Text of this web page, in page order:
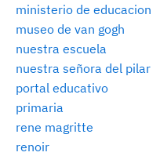
ministerio de educacion
museo de van gogh
nuestra escuela
nuestra señora del pilar
portal educativo
primaria
rene magritte
renoir